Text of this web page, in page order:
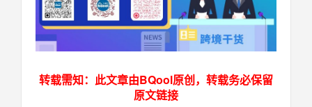
转载需知：此文章由BQool原创，转载务必保留
原文链接